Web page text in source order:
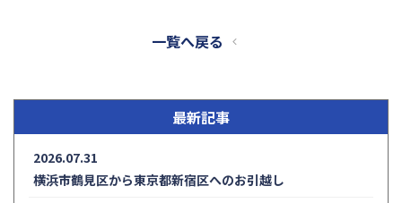
一覧へ戻る
最新記事
2026.07.31
横浜市鶴見区から東京都新宿区へのお引越し